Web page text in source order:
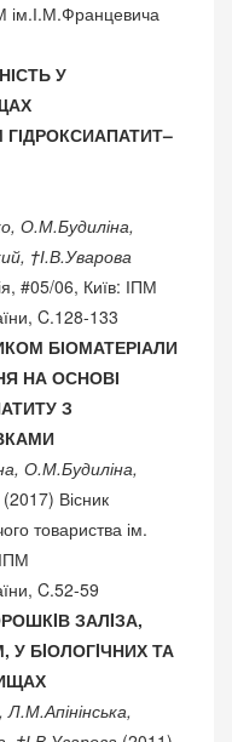
ім.І.М.Францевича
У
О.М.Будиліна,
†І.В.Уварова
#05/06, Київ: ІПМ
C.128-133
БІОМАТЕРІАЛИ
НА ОСНОВІ
З
О.М.Будиліна,
(2017) Вісник
товариства ім.
C.52-59
ЗАЛIЗА,
У БIОЛОГIЧНИХ ТА